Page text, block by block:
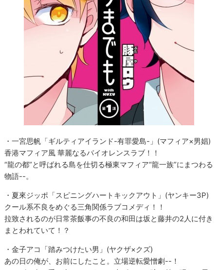
・一宮思帆「ギルティアイランド-有罪愛島-」(マフィア×男娼)
香港マフィア風 華麗なるバイオレンスラブ！！
“龍の都”と呼ばれる島を仕切る極東マフィア“龍一族”にまつわる
物語--。
・夏來ジッポ「スピニングハートキックアウト」(ヤンキー3P)
クール系不良をめぐる三角関係ラブコメディ！！
拉致されるのが日常茶飯事の不良の和田は坂と藤井の2人に付き
まとわれていて！？
・金子アコ「踏みつけたい男」(ヤクザ×クズ)
あの日の俺が、お前にしたこと。立場逆転愛憎劇--！